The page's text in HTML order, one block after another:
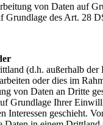
von Daten auf
Grundlage des Art. 28
(d.h. außerhalb
oder dies im
von Daten an Dritte
Grundlage Ihrer
Interessen geschieht.